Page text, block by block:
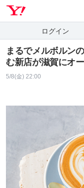
ログイン
まるでメルボルン
む新店が滋賀にオ
5/8(金) 22:00